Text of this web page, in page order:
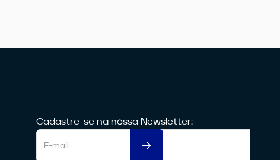
Cadastre-se na nossa Newsletter: